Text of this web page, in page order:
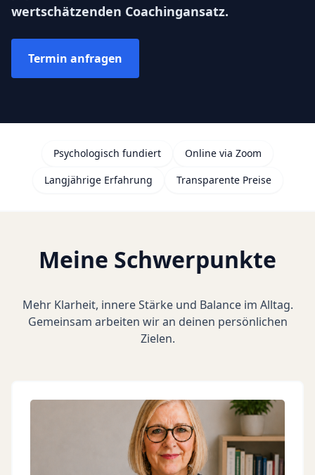
wertschätzenden Coachingansatz.
Termin anfragen
Psychologisch fundiert
Online via Zoom
Langjährige Erfahrung
Transparente Preise
Meine Schwerpunkte
Mehr Klarheit, innere Stärke und Balance im Alltag.
Gemeinsam arbeiten wir an deinen persönlichen
Zielen.